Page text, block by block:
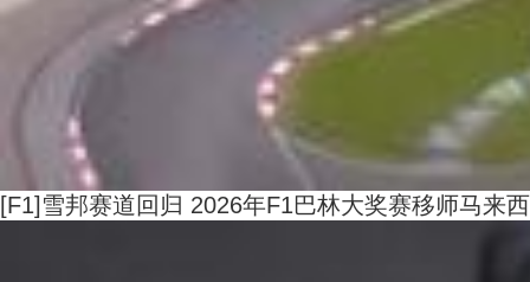
[F1]雪邦赛道回归 2026年F1巴林大奖赛移师马来